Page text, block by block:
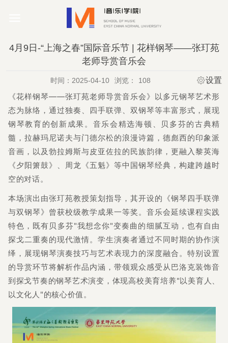
4月9日-“上海之春”国际音乐节 | 花样钢琴——张玎苑
老师导赏音乐会
时间：2025-04-10 浏览： 108 设置
《花样钢琴——张玎苑老师导赏音乐会》以多元钢琴艺术形
态为脉络，通过独奏、四手联弹、双钢琴等丰富形式，展现
钢琴教育的创新成果。音乐会精选海顿、贝多芬的古典精
髓，拉赫玛尼诺夫与门德尔松的浪漫诗篇，德彪西的印象派
音画，以及勃拉姆斯与皮亚佐拉的民族韵律，更融入黎英海
《夕阳箫鼓》、周龙《五魁》等中国钢琴经典，构建跨越时
空的对话。
本场演出由张玎苑教授策划指导，其开设的《钢琴四手联弹
与双钢琴》曾获校级教学成果一等奖。音乐会延续课程实践
特色，既有贝多芬"我想念你"变奏曲的细腻互动，也有自由
探戈二重奏的现代激情。学生演奏者通过不同时期的协作演
绎，展现钢琴演奏技巧与艺术表现力的深度融合。特别设置
的导赏环节将解析作品内涵，带领观众感受从巴洛克装饰音
到探戈节奏的钢琴艺术演变，体现高校美育培养"以美育人、
以文化人"的核心价值。